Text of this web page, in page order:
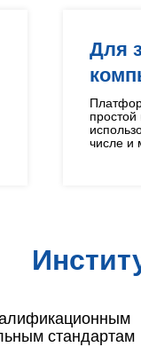
Для
числе и
стандартам